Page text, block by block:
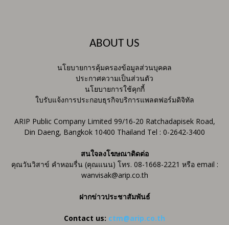
ABOUT US
นโยบายการคุ้มครองข้อมูลส่วนบุคคล
ประกาศความเป็นส่วนตัว
นโยบายการใช้คุกกี้
ใบรับแจ้งการประกอบธุรกิจบริการแพลตฟอร์มดิจิทัล
ARIP Public Company Limited 99/16-20 Ratchadapisek Road,
Din Daeng, Bangkok 10400 Thailand Tel : 0-2642-3400
สนใจลงโฆษณาติดต่อ
คุณวันวิสาข์ คำหอมรื่น (คุณแนน) โทร. 08-1668-2221 หรือ email :
wanvisak@arip.co.th
ฝากข่าวประชาสัมพันธ์
Contact us: ctm@arip.co.th